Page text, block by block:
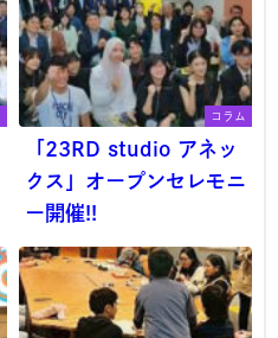
コラム
「23RD studio アネッ
クス」オープンセレモニ
ー開催!!